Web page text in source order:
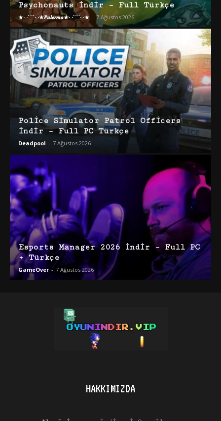
Psychonauts İndir – Full Türkçe
★·.·´¯`·.·★𝑷𝒂𝒍𝒆𝒓𝒎𝒐★·.·´¯`·.·★ - 7 Ağustos 2026
Police Simulator Patrol Officers
İndir – Full PC Türkçe
Deadpool - 7 Ağustos 2026
Esports Manager 2026 İndir – Full PC
+ Türkçe
GameOver - 7 Ağustos 2026
HAKKIMIZDA